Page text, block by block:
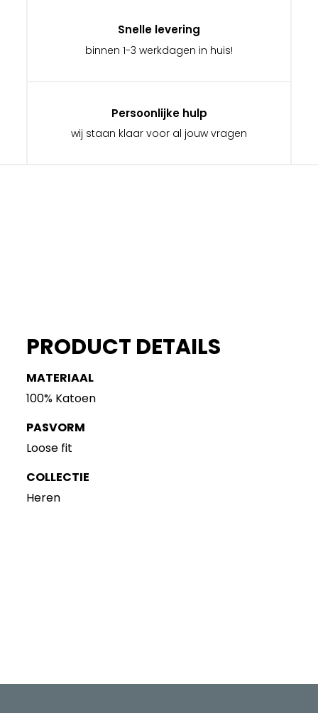
Snelle levering
binnen 1-3 werkdagen in huis!
Persoonlijke hulp
wij staan klaar voor al jouw vragen
PRODUCT DETAILS
MATERIAAL
100% Katoen
PASVORM
Loose fit
COLLECTIE
Heren